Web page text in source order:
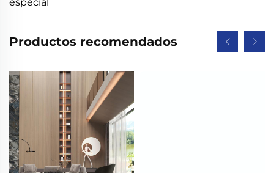
Productos recomendados